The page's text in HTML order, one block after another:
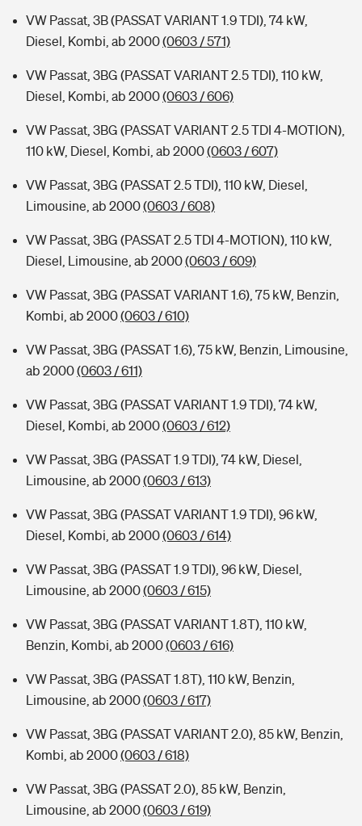
VW Passat, 3B (PASSAT VARIANT 1.9 TDI), 74 kW,
Diesel, Kombi, ab 2000(0603 / 571)
VW Passat, 3BG (PASSAT VARIANT 2.5 TDI), 110 kW,
Diesel, Kombi, ab 2000(0603 / 606)
VW Passat, 3BG (PASSAT VARIANT 2.5 TDI 4-MOTION),
110 kW, Diesel, Kombi, ab 2000(0603 / 607)
VW Passat, 3BG (PASSAT 2.5 TDI), 110 kW, Diesel,
Limousine, ab 2000(0603 / 608)
VW Passat, 3BG (PASSAT 2.5 TDI 4-MOTION), 110 kW,
Diesel, Limousine, ab 2000(0603 / 609)
VW Passat, 3BG (PASSAT VARIANT 1.6), 75 kW, Benzin,
Kombi, ab 2000(0603 / 610)
VW Passat, 3BG (PASSAT 1.6), 75 kW, Benzin, Limousine,
ab 2000(0603 / 611)
VW Passat, 3BG (PASSAT VARIANT 1.9 TDI), 74 kW,
Diesel, Kombi, ab 2000(0603 / 612)
VW Passat, 3BG (PASSAT 1.9 TDI), 74 kW, Diesel,
Limousine, ab 2000(0603 / 613)
VW Passat, 3BG (PASSAT VARIANT 1.9 TDI), 96 kW,
Diesel, Kombi, ab 2000(0603 / 614)
VW Passat, 3BG (PASSAT 1.9 TDI), 96 kW, Diesel,
Limousine, ab 2000(0603 / 615)
VW Passat, 3BG (PASSAT VARIANT 1.8T), 110 kW,
Benzin, Kombi, ab 2000(0603 / 616)
VW Passat, 3BG (PASSAT 1.8T), 110 kW, Benzin,
Limousine, ab 2000(0603 / 617)
VW Passat, 3BG (PASSAT VARIANT 2.0), 85 kW, Benzin,
Kombi, ab 2000(0603 / 618)
VW Passat, 3BG (PASSAT 2.0), 85 kW, Benzin,
Limousine, ab 2000(0603 / 619)